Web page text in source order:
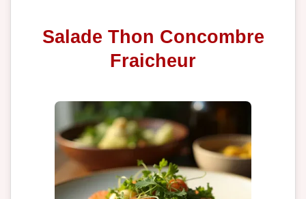
Salade Thon Concombre
Fraicheur